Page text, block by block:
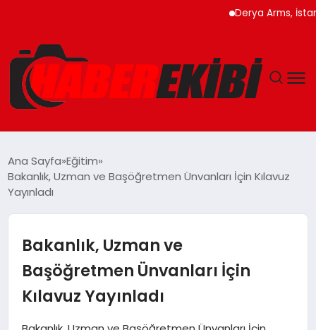
Derya Arms, İstanbul
GÜNCEL
MAGAZIN
Ana Sayfa Eğitim
Bakanlık, Uzman ve Başöğretmen Ünvanları İçin Kılavuz
Yayınladı
Bakanlık, Uzman ve
Başöğretmen Ünvanları İçin
Kılavuz Yayınladı